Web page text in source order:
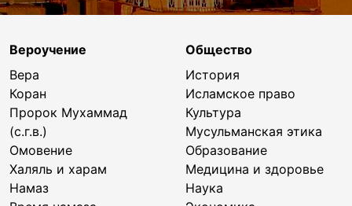
Вероучение
Вера
Коран
Пророк Мухаммад
(с.г.в.)
Омовение
Халяль и харам
Намаз
Общество
История
Исламское право
Культура
Мусульманская этика
Образование
Медицина и здоровье
Наука